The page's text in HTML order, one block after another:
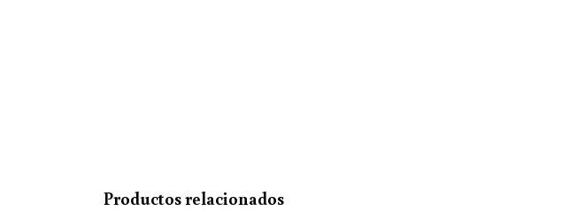
Productos relacionados